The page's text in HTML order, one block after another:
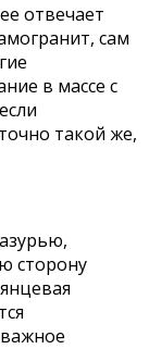
отвечает
сам
в массе с
такой же,
сторону